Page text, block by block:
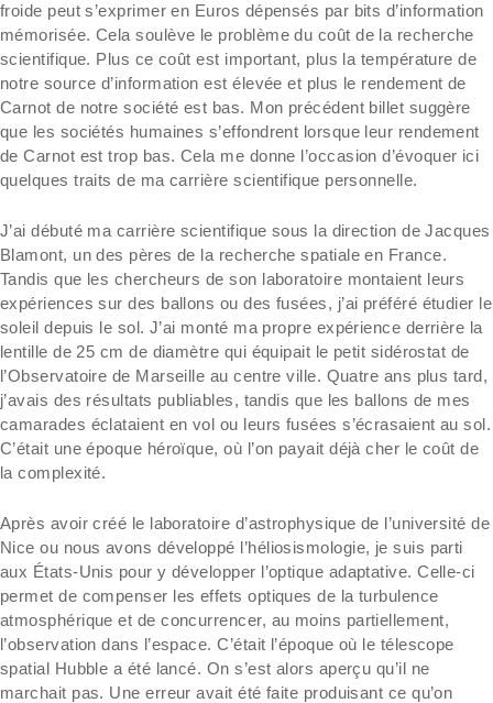
froide peut s’exprimer en Euros dépensés par bits d’information
mémorisée. Cela soulève le problème du coût de la recherche
scientifique. Plus ce coût est important, plus la température de
notre source d’information est élevée et plus le rendement de
Carnot de notre société est bas. Mon précédent billet suggère
que les sociétés humaines s’effondrent lorsque leur rendement
de Carnot est trop bas. Cela me donne l’occasion d’évoquer ici
quelques traits de ma carrière scientifique personnelle.
J’ai débuté ma carrière scientifique sous la direction de Jacques
Blamont, un des pères de la recherche spatiale en France.
Tandis que les chercheurs de son laboratoire montaient leurs
expériences sur des ballons ou des fusées, j’ai préféré étudier le
soleil depuis le sol. J’ai monté ma propre expérience derrière la
lentille de 25 cm de diamètre qui équipait le petit sidérostat de
l’Observatoire de Marseille au centre ville. Quatre ans plus tard,
j’avais des résultats publiables, tandis que les ballons de mes
camarades éclataient en vol ou leurs fusées s’écrasaient au sol.
C’était une époque héroïque, où l’on payait déjà cher le coût de
la complexité.
Après avoir créé le laboratoire d’astrophysique de l’université de
Nice ou nous avons développé l’héliosismologie, je suis parti
aux États-Unis pour y développer l’optique adaptative. Celle-ci
permet de compenser les effets optiques de la turbulence
atmosphérique et de concurrencer, au moins partiellement,
l’observation dans l’espace. C’était l’époque où le télescope
spatial Hubble a été lancé. On s’est alors aperçu qu’il ne
marchait pas. Une erreur avait été faite produisant ce qu’on